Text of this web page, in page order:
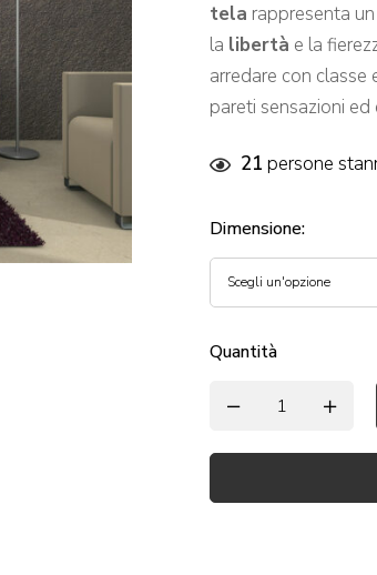
tela rappresenta
la libertà e la
arredare con
pareti sensazioni ed
21 persone
Dimensione:
Quantità